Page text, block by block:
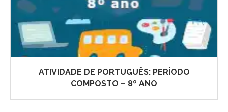
ATIVIDADE DE PORTUGUÊS: PERÍODO
COMPOSTO – 8º ANO